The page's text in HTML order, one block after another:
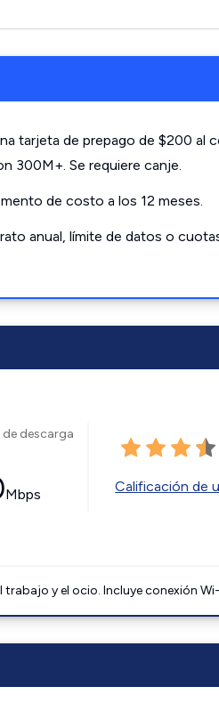
tarjeta de prepago de $200 al
300M+. Se requiere canje.
de costo a los 12 meses.
anual, límite de datos o
descarga
Mbps Calificación de
y el ocio. Incluye conexión